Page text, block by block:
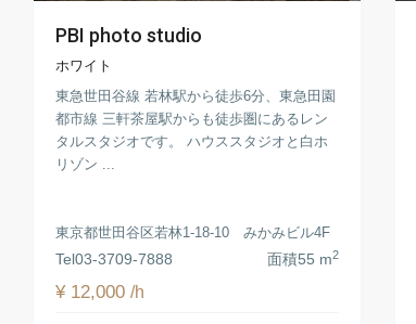
PBI photo studio
ホワイト
東急世田谷線 若林駅から徒歩6分、東急田園
都市線 三軒茶屋駅からも徒歩圏にあるレン
タルスタジオです。 ハウススタジオと白ホ
リゾン ...
東京都世田谷区若林1-18-10 みかみビル4F
Tel03‐3709-7888 面積55 m2
¥ 12,000/h